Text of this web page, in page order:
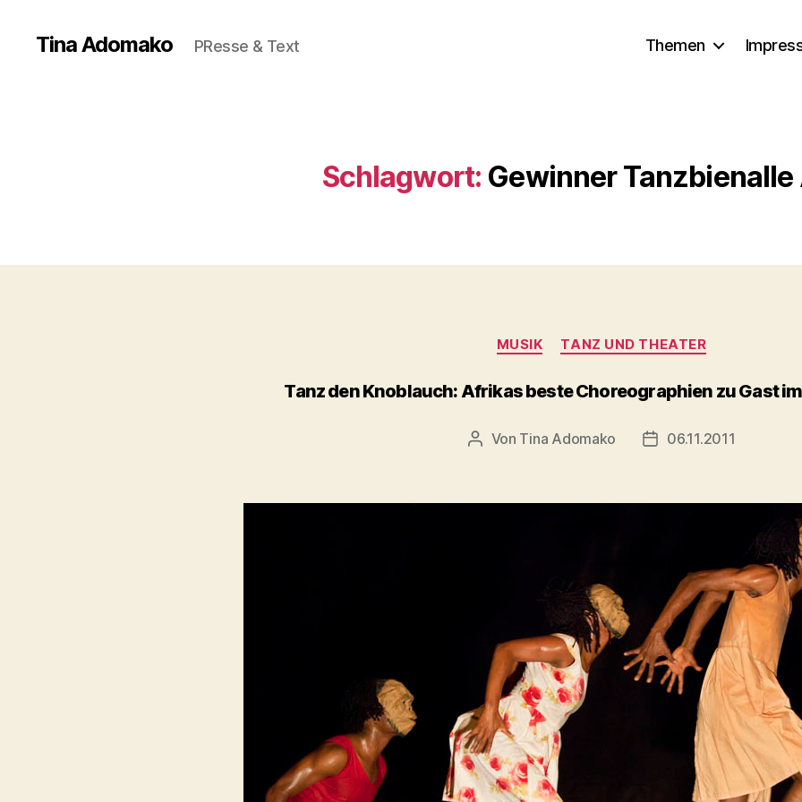
Tina Adomako PResse & Text Themen
Schlagwort: Gewinner
Kategorien
MUSIK TANZ UND THEATER
Tanz den Knoblauch: Afrikas beste Choreographien zu Gast
Beitragsautor
Von Tina Adomako 06.11.2011